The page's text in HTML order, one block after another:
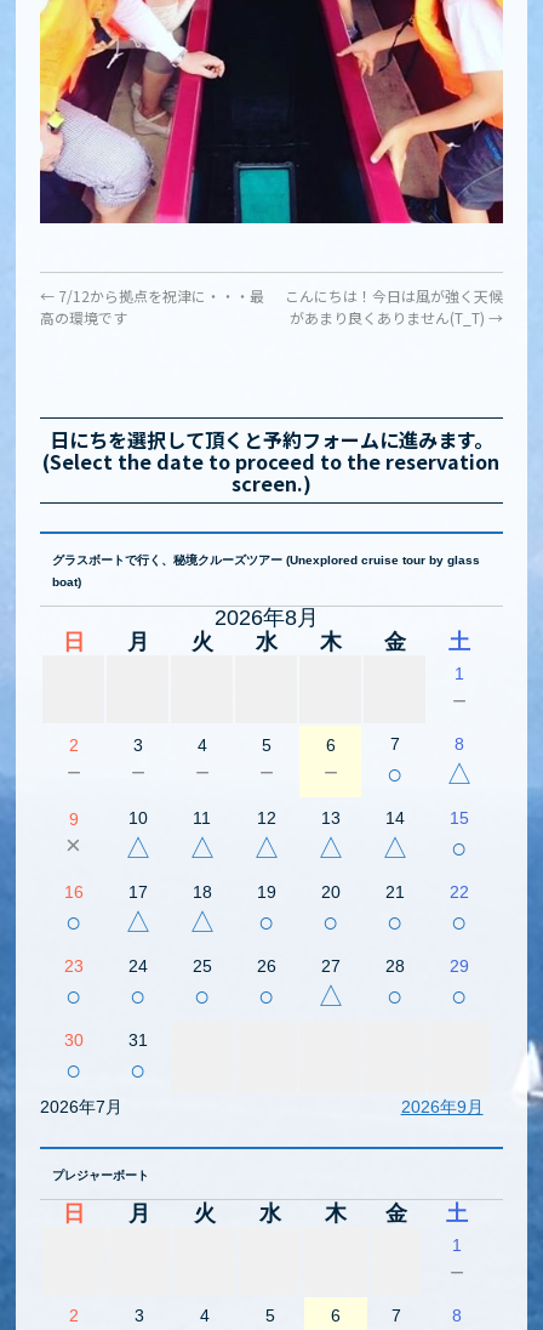
← 7/12から拠点を祝津に・・・最
高の環境です
こんにちは！今日は風が強く天候
があまり良くありません(T_T) →
日にちを選択して頂くと予約フォームに進みます。
(Select the date to proceed to the reservation
screen.)
グラスボートで行く、秘境クルーズツアー (Unexplored cruise tour by glass
boat)
2026年8月
日
月 火 水 木 金 土
1
－
2
－
3
－
4
－
5
－
6
－
7
○
8
△
9
×
10
△
11
△
12
△
13
△
14
△
15
○
16
○
17
△
18
△
19
○
20
○
21
○
22
○
23
○
24
○
25
○
26
○
27
△
28
○
29
○
30
○
31
○
2026年7月 2026年9月
プレジャーボート
日 月 火 水 木 金 土
1
－
2 3 4 5 6 7 8